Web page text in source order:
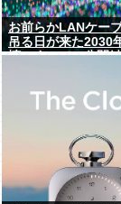
お前らかLANケー
吊る日が来た2030
壊。すべての公開